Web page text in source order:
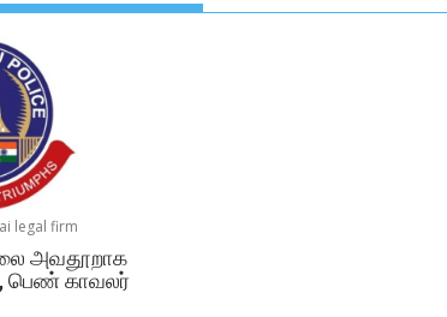
legal firm
அவதூறாக
பெண் காவலர்